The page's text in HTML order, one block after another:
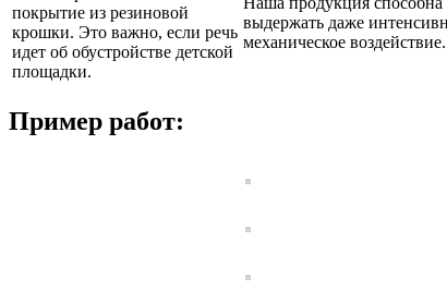
покрытие из резиновой
крошки. Это важно, если речь
идет об обустройстве детской
площадки.
выдержать даже
механическое воздействие.
Пример работ: